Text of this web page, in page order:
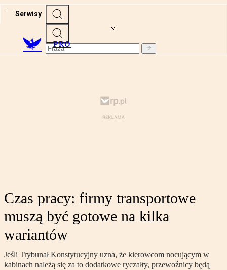
Serwisy
PRO
Czas pracy: firmy transportowe
muszą być gotowe na kilka
wariantów
Jeśli Trybunał Konstytucyjny uzna, że kierowcom nocującym w
kabinach należą się za to dodatkowe ryczałty, przewoźnicy będą